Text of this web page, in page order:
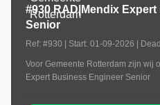
#930 RAD|Mendix
Senior
Ref: #930 | Start: 01-09-2026 |
Voor Gemeente Rotterdam zijn wij
Expert Business Engineer Senior